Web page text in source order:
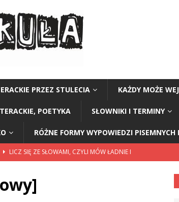
PRZEZ STULECIA KAŻDY MOŻE
POETYKA SŁOWNIKI I TERMINY
RÓŻNE FORMY WYPOWIEDZI PISEMNYCH
LICZ SIĘ ZE SŁOWAMI, CZYLI MÓW ŁADNIE I
- CZY TAM - CZYTAM!